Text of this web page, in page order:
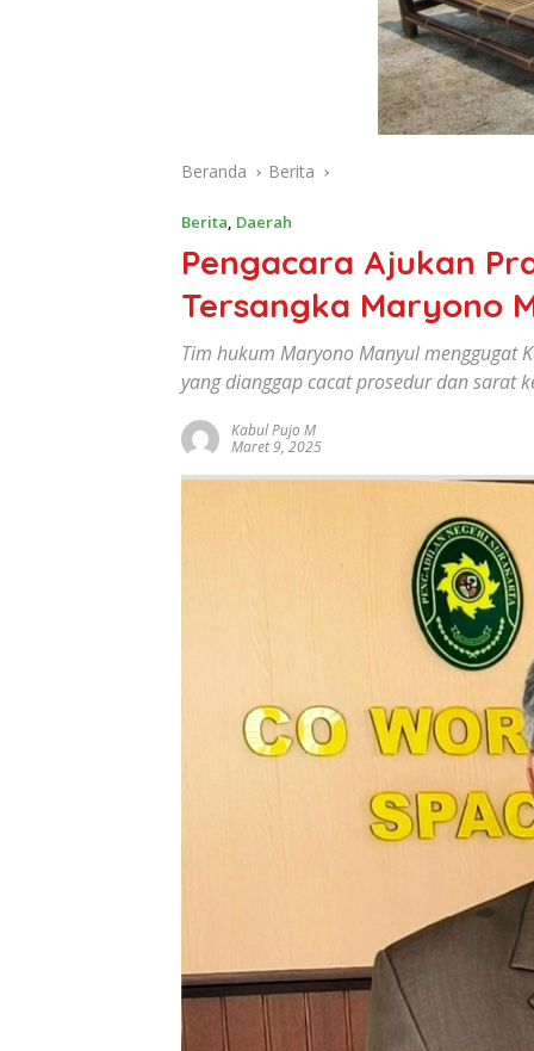
Beranda Berita
Berita, Daerah
Pengacara Ajukan
Tersangka Maryono
Tim hukum Maryono Manyul menggugat
yang dianggap cacat prosedur dan sarat
Kabul Pujo M
Maret 9, 2025